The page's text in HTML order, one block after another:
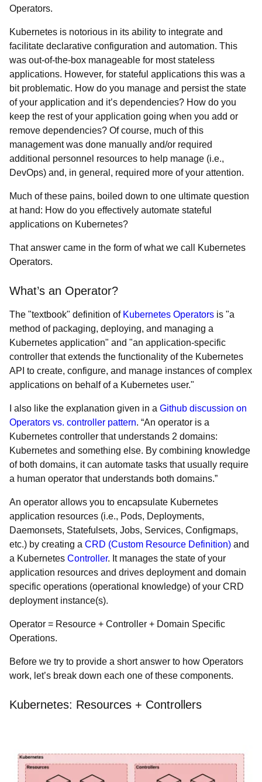
Operators.
Kubernetes is notorious in its ability to integrate and
facilitate declarative configuration and automation. This
was out-of-the-box manageable for most stateless
applications. However, for stateful applications this was a
bit problematic. How do you manage and persist the state
of your application and it’s dependencies? How do you
keep the rest of your application going when you add or
remove dependencies? Of course, much of this
management was done manually and/or required
additional personnel resources to help manage (i.e.,
DevOps) and, in general, required more of your attention.
Much of these pains, boiled down to one ultimate question
at hand: How do you effectively automate stateful
applications on Kubernetes?
That answer came in the form of what we call Kubernetes
Operators.
What’s an Operator?
The "textbook" definition of Kubernetes Operators is "a
method of packaging, deploying, and managing a
Kubernetes application" and "an application-specific
controller that extends the functionality of the Kubernetes
API to create, configure, and manage instances of complex
applications on behalf of a Kubernetes user."
I also like the explanation given in a Github discussion on
Operators vs. controller pattern. “An operator is a
Kubernetes controller that understands 2 domains:
Kubernetes and something else. By combining knowledge
of both domains, it can automate tasks that usually require
a human operator that understands both domains.”
An operator allows you to encapsulate Kubernetes
application resources (i.e., Pods, Deployments,
Daemonsets, Statefulsets, Jobs, Services, Configmaps,
etc.) by creating a CRD (Custom Resource Definition) and
a Kubernetes Controller. It manages the state of your
application resources and drives deployment and domain
specific operations (operational knowledge) of your CRD
deployment instance(s).
Operator = Resource + Controller + Domain Specific
Operations.
Before we try to provide a short answer to how Operators
work, let’s break down each one of these components.
Kubernetes: Resources + Controllers